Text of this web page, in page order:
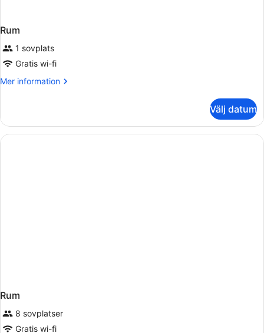
Rum
1 sovplats
Gratis wi-fi
Mer information
Mer
Välj datum
Rum
8 sovplatser
Gratis wi-fi